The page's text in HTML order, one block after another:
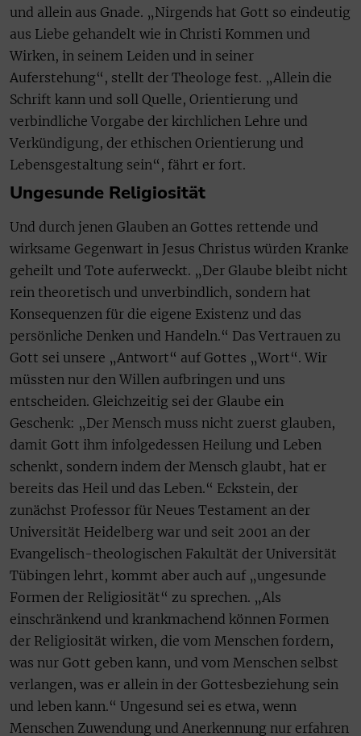
und allein aus Gnade. „Nirgends hat Gott so eindeutig
aus Liebe gehandelt wie in Christi Kommen und
Wirken, in seinem Leiden und in seiner
Auferstehung“, stellt der Theologe fest. „Allein die
Schrift kann und soll Quelle, Orientierung und
verbindliche Vorgabe der kirchlichen Lehre und
Verkündigung, der ethischen Orientierung und
Lebensgestaltung sein“, fährt er fort.
Ungesunde Religiosität
Und durch jenen Glauben an Gottes rettende und
wirksame Gegenwart in Jesus Christus würden Kranke
geheilt und Tote auferweckt. „Der Glaube bleibt nicht
rein theoretisch und unverbindlich, sondern hat
Konsequenzen für die eigene Existenz und das
persönliche Denken und Handeln.“ Das Vertrauen zu
Gott sei unsere „Antwort“ auf Gottes „Wort“. Wir
müssten nur den Willen aufbringen und uns
entscheiden. Gleichzeitig sei der Glaube ein
Geschenk: „Der Mensch muss nicht zuerst glauben,
damit Gott ihm infolgedessen Heilung und Leben
schenkt, sondern indem der Mensch glaubt, hat er
bereits das Heil und das Leben.“ Eckstein, der
zunächst Professor für Neues Testament an der
Universität Heidelberg war und seit 2001 an der
Evangelisch-theologischen Fakultät der Universität
Tübingen lehrt, kommt aber auch auf „ungesunde
Formen der Religiosität“ zu sprechen. „Als
einschränkend und krankmachend können Formen
der Religiosität wirken, die vom Menschen fordern,
was nur Gott geben kann, und vom Menschen selbst
verlangen, was er allein in der Gottesbeziehung sein
und leben kann.“ Ungesund sei es etwa, wenn
Menschen Zuwendung und Anerkennung nur erfahren